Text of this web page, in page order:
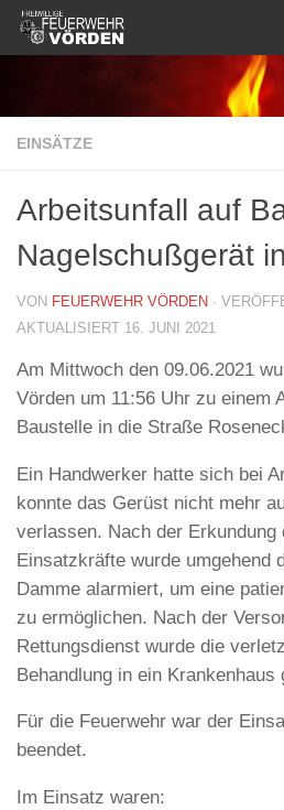
Zum Inhalt springen
EINSÄTZE
Arbeitsunfall auf
Nagelschußgerät
VON FEUERWEHR VÖRDEN ·
AKTUALISIERT 16. JUNI 2021
Am Mittwoch den 09.06.2021
Vörden um 11:56 Uhr zu einem
Baustelle in die Straße
Ein Handwerker hatte sich bei
konnte das Gerüst nicht mehr
verlassen. Nach der Erkundung
Einsatzkräfte wurde umgehend
Damme alarmiert, um eine
zu ermöglichen. Nach der
Rettungsdienst wurde die
Behandlung in ein Krankenhaus
Für die Feuerwehr war der
beendet.
Im Einsatz waren: